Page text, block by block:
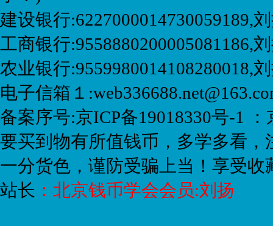
建设银行:6227000014730059189,
工商银行:9558880200005081186,
农业银行:9559980014108280018,
电子信箱１
备案序号:京ICP备19018330号-1
要买到物有所值钱币，多学多看
一分货色，谨防受骗上当！享受收
站长 ： 北京钱币学会会员:刘扬